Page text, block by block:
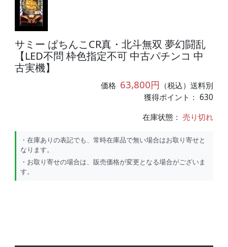
サミー ぱちんこCR真・北斗無双 夢幻闘乱
【LED不問 枠色指定不可 中古パチンコ 中
古実機】
価格 63,800円 （税込）送料別
獲得ポイント： 630
在庫状態：売り切れ
・在庫ありの表記でも、常時在庫品で無い場合はお取り寄せと
なります。
・お取り寄せの場合は、販売価格が変更となる場合がございま
す。